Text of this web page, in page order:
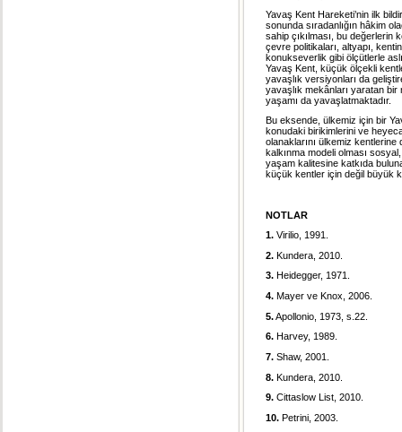
Yavaş Kent Hareketi’nin ilk
sonunda sıradanlığın hâkim
sahip çıkılması, bu değerlerin
çevre politikaları, altyapı,
konukseverlik gibi ölçütlerle
Yavaş Kent, küçük ölçekli
yavaşlık versiyonları da
yavaşlık mekânları yaratan bir
yaşamı da yavaşlatmaktadır.
Bu eksende, ülkemiz için bir
konudaki birikimlerini ve
olanaklarını ülkemiz
kalkınma modeli olması
yaşam kalitesine katkıda
küçük kentler için değil büyük
NOTLAR
1. Virilio, 1991.
2. Kundera, 2010.
3. Heidegger, 1971.
4. Mayer ve Knox, 2006.
5.Apollonio, 1973, s.22.
6. Harvey, 1989.
7. Shaw, 2001.
8. Kundera, 2010.
9. Cittaslow List, 2010.
10. Petrini, 2003.